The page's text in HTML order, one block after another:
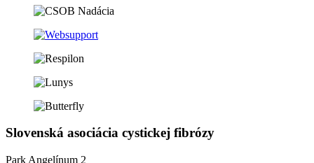
Slovenská asociácia cystickej fibrózy
Park Angelínum 2